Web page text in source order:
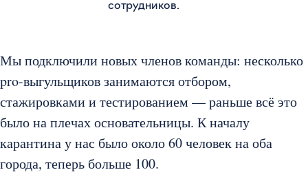
сотрудников.
Мы подключили новых членов команды: несколько
pro-выгульщиков занимаются отбором,
стажировками и тестированием — раньше всё это
было на плечах основательницы. К началу
карантина у нас было около 60 человек на оба
города, теперь больше 100.